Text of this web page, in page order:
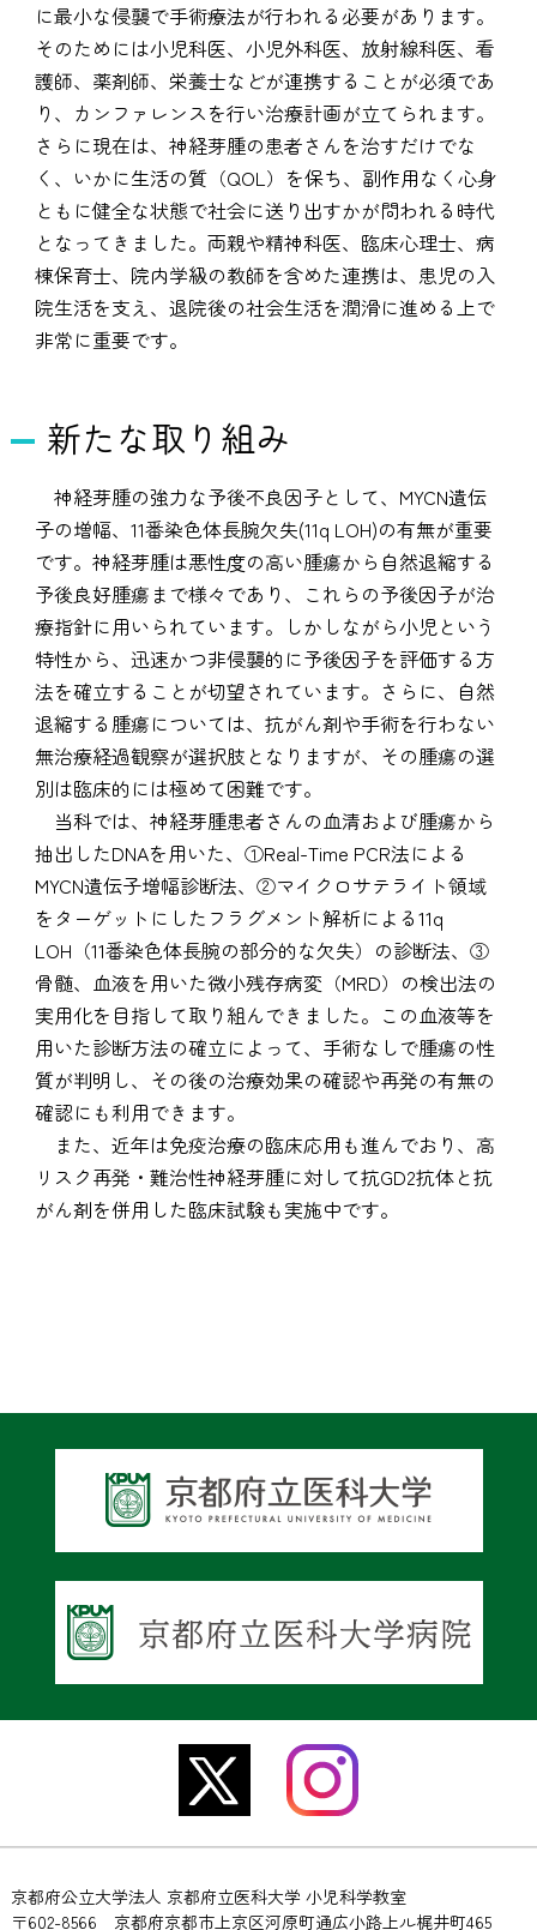
に最小な侵襲で手術療法が行われる必要があります。
そのためには小児科医、小児外科医、放射線科医、看
護師、薬剤師、栄養士などが連携することが必須であ
り、カンファレンスを行い治療計画が立てられます。
さらに現在は、神経芽腫の患者さんを治すだけでな
く、いかに生活の質（QOL）を保ち、副作用なく心身
ともに健全な状態で社会に送り出すかが問われる時代
となってきました。両親や精神科医、臨床心理士、病
棟保育士、院内学級の教師を含めた連携は、患児の入
院生活を支え、退院後の社会生活を潤滑に進める上で
非常に重要です。
新たな取り組み
神経芽腫の強力な予後不良因子として、MYCN遺伝
子の増幅、11番染色体長腕欠失(11q LOH)の有無が重要
です。神経芽腫は悪性度の高い腫瘍から自然退縮する
予後良好腫瘍まで様々であり、これらの予後因子が治
療指針に用いられています。しかしながら小児という
特性から、迅速かつ非侵襲的に予後因子を評価する方
法を確立することが切望されています。さらに、自然
退縮する腫瘍については、抗がん剤や手術を行わない
無治療経過観察が選択肢となりますが、その腫瘍の選
別は臨床的には極めて困難です。
当科では、神経芽腫患者さんの血清および腫瘍から
抽出したDNAを用いた、①Real-Time PCR法による
MYCN遺伝子増幅診断法、②マイクロサテライト領域
をターゲットにしたフラグメント解析による11q
LOH（11番染色体長腕の部分的な欠失）の診断法、③
骨髄、血液を用いた微小残存病変（MRD）の検出法の
実用化を目指して取り組んできました。この血液等を
用いた診断方法の確立によって、手術なしで腫瘍の性
質が判明し、その後の治療効果の確認や再発の有無の
確認にも利用できます。
また、近年は免疫治療の臨床応用も進んでおり、高
リスク再発・難治性神経芽腫に対して抗GD2抗体と抗
がん剤を併用した臨床試験も実施中です。
京都府公立大学法人 京都府立医科大学 小児科学教室
〒602-8566 京都府京都市上京区河原町通広小路上ル梶井町465